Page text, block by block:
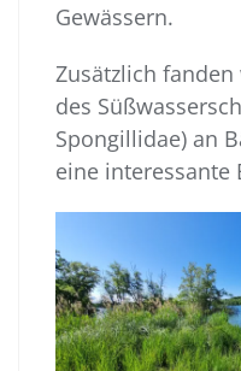
Gewässern.
Zusätzlich
des
Spongillidae) an
eine interessante